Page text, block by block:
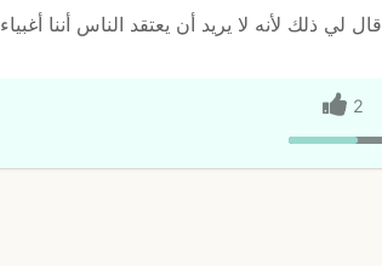
قال لي ذلك لأنه لا يريد أن يعتقد الناس أننا أغبياء
2